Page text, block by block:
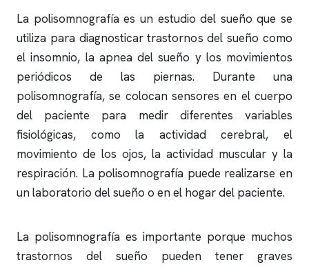
La polisomnografíaes un estudio del sueño que se
utiliza para diagnosticar trastornos del sueño como
elinsomnio, la apnea del sueño y los movimientos
periódicos de las piernas. Durante una
polisomnografía, se colocan sensores en el cuerpo
del paciente para medir diferentes variables
fisiológicas, como la actividad cerebral, el
movimiento de los ojos, la actividad muscular y la
respiración. La polisomnografía puede realizarse en
un laboratorio del sueño o en el hogar del paciente.
La polisomnografía es importante porque muchos
trastornos del sueño pueden tener graves